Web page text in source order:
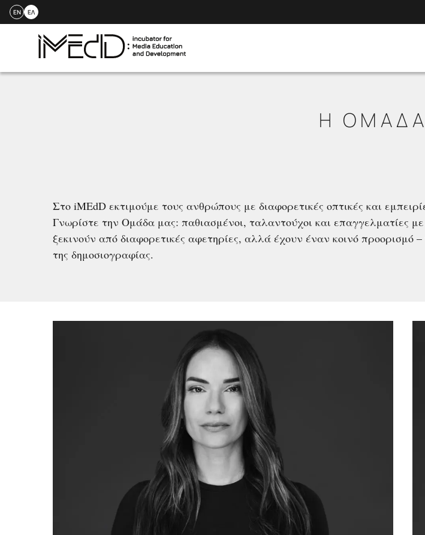
Skip
EN ΕΛ
Η
Στο iMEdD εκτιμούμε τους ανθρώπους με διαφορετικές οπτικές και
Γνωρίστε την Ομάδα μας: παθιασμένοι, ταλαντούχοι και επαγγελματίες
ξεκινούν από διαφορετικές αφετηρίες, αλλά έχουν έναν κοινό προορισμό –
της δημοσιογραφίας.